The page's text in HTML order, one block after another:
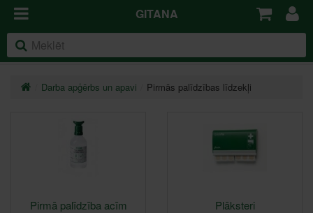
GITANA
Darba apģērbs un apavi Pirmās palīdzības līdzekļi
Pirmā palīdzība acīm Plāksteri